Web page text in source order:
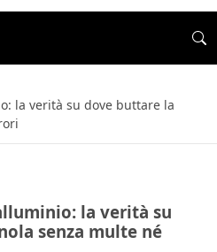
la verità su dove buttare la
la verità su
senza multe né